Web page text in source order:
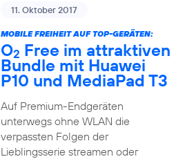
11. Oktober 2017
MOBILE FREIHEIT AUF TOP-GERÄTEN:
O2 Free im attraktiven
Bundle mit Huawei
P10 und MediaPad T3
Auf Premium-Endgeräten
unterwegs ohne WLAN die
verpassten Folgen der
Lieblingsserie streamen oder